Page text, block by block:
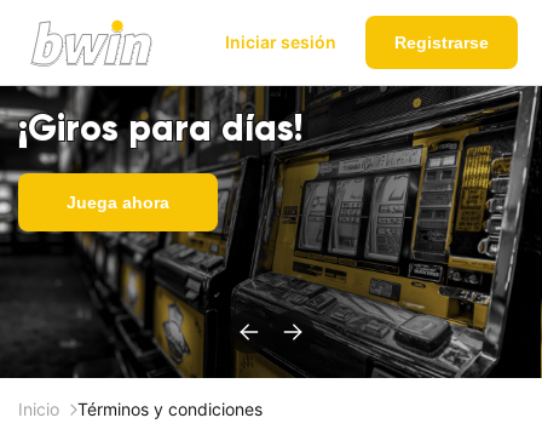
Iniciar sesión Registrarse
¡Giros para días!
Juega ahora
Inicio Términos y condiciones